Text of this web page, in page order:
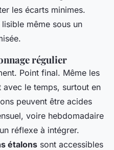
les écarts minimes.
même sous un
régulier
Point final. Même les
le temps, surtout en
peuvent être acides
voire hebdomadaire
réflexe à intégrer.
étalons sont accessibles